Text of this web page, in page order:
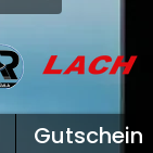
Gutschein